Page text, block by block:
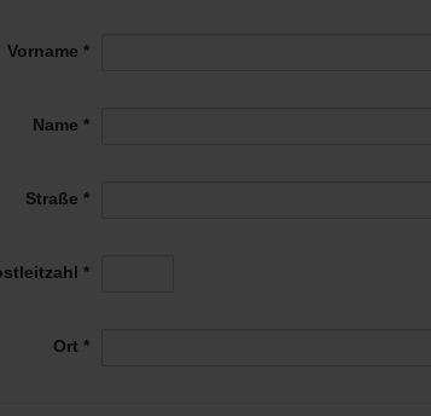
Vorname *
Name *
Straße *
*
Ort *